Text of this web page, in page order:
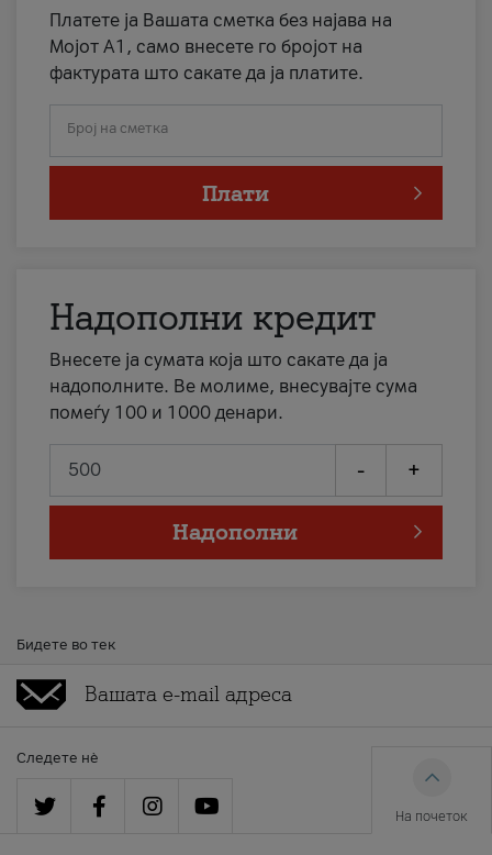
Платете ја Вашата сметка без најава на
Мојот А1, само внесете го бројот на
фактурата што сакате да ја платите.
Број на сметка
Плати
Надополни кредит
Внесете ја сумата која што сакате да ја
надополните. Ве молиме, внесувајте сума
помеѓу 100 и 1000 денари.
- +
Надополни
Бидете во тек
Следете нè
На почеток